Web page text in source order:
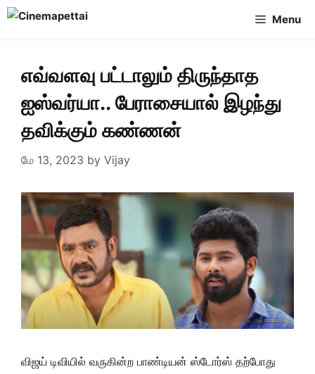
Skip
Menu
எவ்வளவு பட்டாலும் திருந்தாத
ஐஸ்வர்யா.. பேராசையால் இழந்து
தவிக்கும் கண்ணன்
மே 13, 2023 by Vijay
விஜய் டிவியில் வருகின்ற பாண்டியன் ஸ்டோர்ஸ் தற்போது